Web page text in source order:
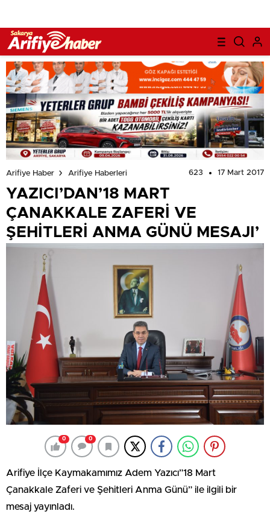
Arifiye Haber Arifiye Haberleri 623 17 Mart 2017
YAZICI’DAN’18 MART
ÇANAKKALE ZAFERİ VE
ŞEHİTLERİ ANMA GÜNÜ MESAJI’
0 0
Arifiye İlçe Kaymakamımız Adem Yazıcı”18 Mart
Çanakkale Zaferi ve Şehitleri Anma Günü” ile ilgili bir
mesaj yayınladı.